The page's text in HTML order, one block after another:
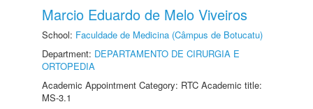
Marcio Eduardo de Melo Viveiros
School: Faculdade de Medicina (Câmpus de Botucatu)
Department: DEPARTAMENTO DE CIRURGIA E
ORTOPEDIA
Academic Appointment Category: RTC Academic title:
MS-3.1